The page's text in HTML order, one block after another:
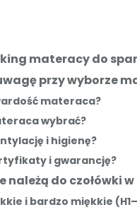
materacy do
przy wyborze
materaca?
wybrać?
i higienę?
i gwarancję?
do czołówki w
i bardzo miękkie